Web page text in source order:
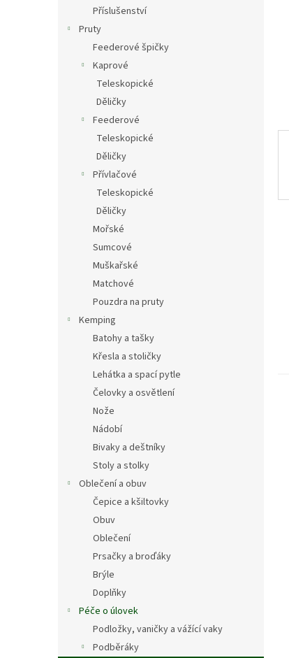
Příslušenství
Pruty
Feederové špičky
Kaprové
Teleskopické
Děličky
Feederové
Teleskopické
Děličky
Přívlačové
Teleskopické
Děličky
Mořské
Sumcové
Muškařské
Matchové
Pouzdra na pruty
Kemping
Batohy a tašky
Křesla a stoličky
Lehátka a spací pytle
Čelovky a osvětlení
Nože
Nádobí
Bivaky a deštníky
Stoly a stolky
Oblečení a obuv
Čepice a kšiltovky
Obuv
Oblečení
Prsačky a broďáky
Brýle
Doplňky
Péče o úlovek
Podložky, vaničky a vážící vaky
Podběráky